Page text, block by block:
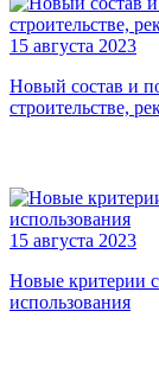
15 августа 2023
Новый состав и
строительстве,
15 августа 2023
Новые критерии
использования